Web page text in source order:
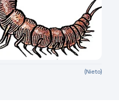
(Nieto)